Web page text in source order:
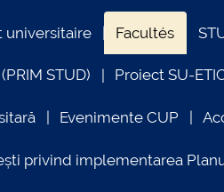
universitaire Facultés
STUD) Proiect SU-
Evenimente CUP
privind implementarea